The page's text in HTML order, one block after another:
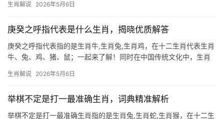
百孤寒】【如鱼得水】【玉帐连封万户侯】三个成语为线索，解读
生肖解说 2026年5月6日
庚癸之呼指代表是什么生肖，揭晓优质解答
庚癸之呼指代表指的是生肖牛,生肖兔,生肖鸡，在十二生肖代表生肖
牛、兔、鸡、猪、鼠；一起来了解！同时在中国传统文化中，生肖
传》，原指军中缺粮的隐语，后引申为急需援助的象征，从生肖角
生肖解说 2026年5月6日
举棋不定是打一最准确生肖，词典精准解析
举棋不定是打一最准确生肖指的是生肖兔,生肖蛇,生肖猴，在十二生